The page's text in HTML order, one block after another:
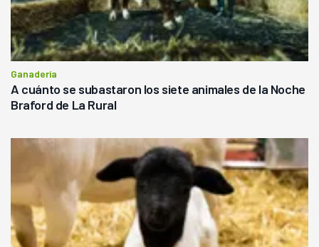
Ganadería
A cuánto se subastaron los siete animales de la Noche
Braford de La Rural